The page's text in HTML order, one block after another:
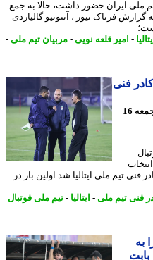
ایران حضور داشت، حالا به جمع
فرتاک نیوز ، آنتونیو گالیاردی
-امیر قلعه نویی-مربیان تیم ملی -
فنی
2 روز پیش - جمعه 16
ملی ایتالیا شد اولین بار در
تیم ملی -ایتالیا -تیم ملی فوتبال